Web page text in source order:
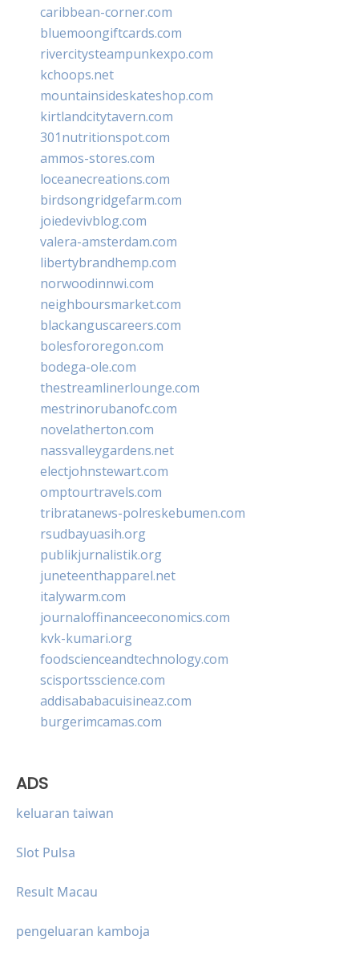
caribbean-corner.com
bluemoongiftcards.com
rivercitysteampunkexpo.com
kchoops.net
mountainsideskateshop.com
kirtlandcitytavern.com
301nutritionspot.com
ammos-stores.com
loceanecreations.com
birdsongridgefarm.com
joiedevivblog.com
valera-amsterdam.com
libertybrandhemp.com
norwoodinnwi.com
neighboursmarket.com
blackanguscareers.com
bolesfororegon.com
bodega-ole.com
thestreamlinerlounge.com
mestrinorubanofc.com
novelatherton.com
nassvalleygardens.net
electjohnstewart.com
omptourtravels.com
tribratanews-polreskebumen.com
rsudbayuasih.org
publikjurnalistik.org
juneteenthapparel.net
italywarm.com
journaloffinanceeconomics.com
kvk-kumari.org
foodscienceandtechnology.com
scisportsscience.com
addisababacuisineaz.com
burgerimcamas.com
ADS
keluaran taiwan
Slot Pulsa
Result Macau
pengeluaran kamboja